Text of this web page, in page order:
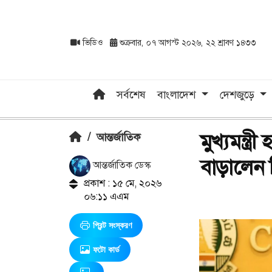
ভিডিও শুক্রবার, ০৭ আগস্ট ২০২৬, ২২ শ্রাবণ ১৪৩৩
সর্বশেষ বাংলাদেশ দেশজুড়ে
/ আন্তর্জাতিক
আন্তর্জাতিক ডেস্ক
প্রকাশ : ১৫ মে, ২০২৬
০৬:১১ এএম
প্রিন্ট সংস্করণ
ফটো কার্ড